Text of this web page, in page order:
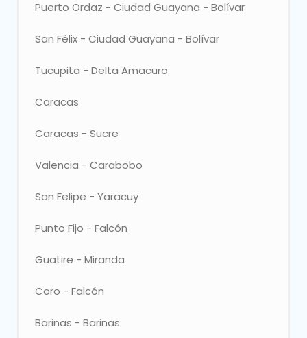
Puerto Ordaz - Ciudad Guayana - Bolívar
San Félix - Ciudad Guayana - Bolívar
Tucupita - Delta Amacuro
Caracas
Caracas - Sucre
Valencia - Carabobo
San Felipe - Yaracuy
Punto Fijo - Falcón
Guatire - Miranda
Coro - Falcón
Barinas - Barinas